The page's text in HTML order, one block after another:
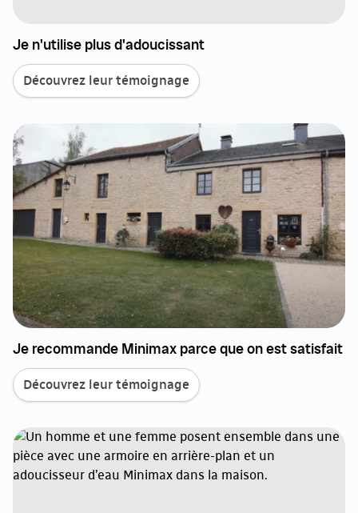
Je n'utilise plus d'adoucissant
Découvrez leur témoignage
Je recommande Minimax parce que on est satisfait
Découvrez leur témoignage